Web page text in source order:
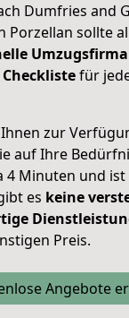
Dumfries and
Porzellan sollte
Umzugsfirma
Checklistefür
zur
auf Ihre
4 Minuten und ist
es keine
Preis.
Angebote